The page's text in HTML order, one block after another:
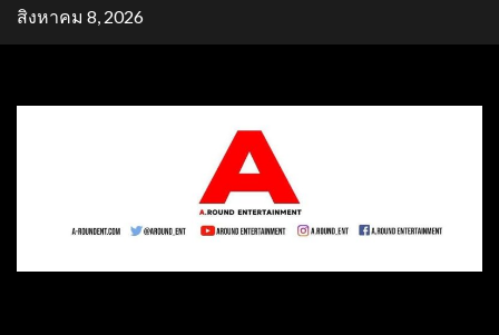
Skipสิงหาคม 8, 2026